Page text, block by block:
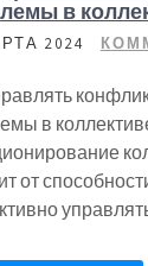
в
2024
в
от